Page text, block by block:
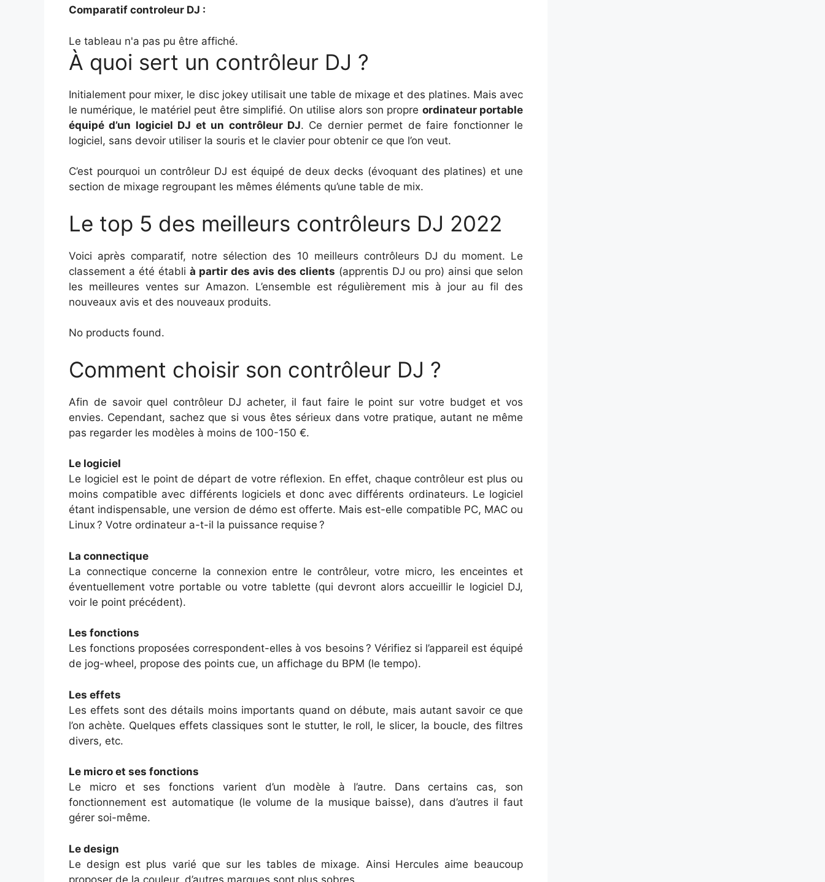
Comparatif controleur DJ :
Le tableau n'a pas pu être affiché.
À quoi sert un contrôleur DJ ?
Initialement pour mixer, le disc jokey utilisait une table de mixage et des platines. Mais avec
le numérique, le matériel peut être simplifié. On utilise alors son propre ordinateur portable
équipé d’un logiciel DJ et un contrôleur DJ. Ce dernier permet de faire fonctionner le
logiciel, sans devoir utiliser la souris et le clavier pour obtenir ce que l’on veut.
C’est pourquoi un contrôleur DJ est équipé de deux decks (évoquant des platines) et une
section de mixage regroupant les mêmes éléments qu’une table de mix.
Le top 5 des meilleurs contrôleurs DJ 2022
Voici après comparatif, notre sélection des 10 meilleurs contrôleurs DJ du moment. Le
classement a été établi à partir des avis des clients (apprentis DJ ou pro) ainsi que selon
les meilleures ventes sur Amazon. L’ensemble est régulièrement mis à jour au fil des
nouveaux avis et des nouveaux produits.
No products found.
Comment choisir son contrôleur DJ ?
Afin de savoir quel contrôleur DJ acheter, il faut faire le point sur votre budget et vos
envies. Cependant, sachez que si vous êtes sérieux dans votre pratique, autant ne même
pas regarder les modèles à moins de 100-150 €.
Le logiciel
Le logiciel est le point de départ de votre réflexion. En effet, chaque contrôleur est plus ou
moins compatible avec différents logiciels et donc avec différents ordinateurs. Le logiciel
étant indispensable, une version de démo est offerte. Mais est-elle compatible PC, MAC ou
Linux ? Votre ordinateur a-t-il la puissance requise ?
La connectique
La connectique concerne la connexion entre le contrôleur, votre micro, les enceintes et
éventuellement votre portable ou votre tablette (qui devront alors accueillir le logiciel DJ,
voir le point précédent).
Les fonctions
Les fonctions proposées correspondent-elles à vos besoins ? Vérifiez si l’appareil est équipé
de jog-wheel, propose des points cue, un affichage du BPM (le tempo).
Les effets
Les effets sont des détails moins importants quand on débute, mais autant savoir ce que
l’on achète. Quelques effets classiques sont le stutter, le roll, le slicer, la boucle, des filtres
divers, etc.
Le micro et ses fonctions
Le micro et ses fonctions varient d’un modèle à l’autre. Dans certains cas, son
fonctionnement est automatique (le volume de la musique baisse), dans d’autres il faut
gérer soi-même.
Le design
Le design est plus varié que sur les tables de mixage. Ainsi Hercules aime beaucoup
proposer de la couleur, d’autres marques sont plus sobres.